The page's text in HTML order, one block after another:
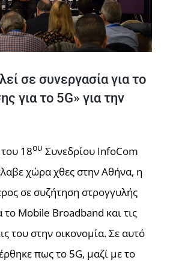
σε συνεργασία για το
για το 5G» για την
18ου Συνεδρίου InfoCom
χώρα χθες στην Αθήνα, η
σε συζήτηση στρογγυλής
Mobile Broadband και τις
του στην οικονομία. Σε αυτό
πως το 5G, μαζί με το